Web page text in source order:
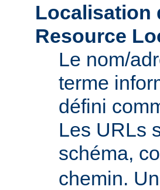
Localisation
Resource
Le nom/
terme
défini
Les URLs
schéma,
chemin.